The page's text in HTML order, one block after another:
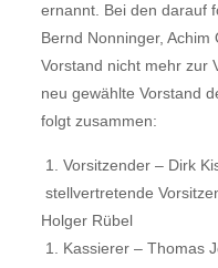
ernannt. Bei den darauf
Bernd Nonninger,
Vorstand nicht mehr zur
neu gewählte Vorstand
folgt zusammen:
 1. Vorsitzender – Dirk
 stellvertretende
Holger Rübel
 1. Kassierer – Thomas